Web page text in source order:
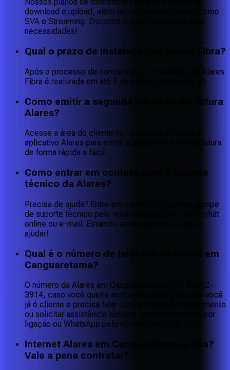
Nossos planos se diferenciam pela velocidade de
download e upload, além de serviços adicionais como
SVA e Streaming. Encontre o plano ideal para suas
necessidades!
Qual o prazo de instalação da Alares Fibra?
Após o processo de contratação, a instalação da Alares
Fibra é realizada em até 5 dias úteis, em média. 🚀
Como emitir a segunda via da minha fatura
Alares?
Acesse a área do cliente no nosso site ou baixe o
aplicativo Alares para emitir a segunda via da sua fatura
de forma rápida e fácil.
Como entrar em contato com o suporte
técnico da Alares?
Precisa de ajuda? Entre em contato com nossa equipe
de suporte técnico pelo telefone 0800 042 0101, chat
online ou e-mail. Estamos sempre prontos para te
ajudar!
Qual é o número de telefone da Alares em
Canguaretama?
O número da Alares em Canguaretama é (19) 99662-
3914, caso você queira assinar um novo plano. Se você
já é cliente e precisa falar com a central de atendimento
ou solicitar assistência técnica, entre em contato por
ligação ou WhatsApp pelo número 0800 042 0101.
Internet Alares em Canguaretama é boa?
Vale a pena contratar?